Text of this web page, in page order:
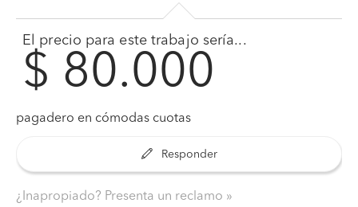
El precio para este trabajo sería...
$ 80.000
pagadero en cómodas cuotas
Responder
¿Inapropiado? Presenta un reclamo